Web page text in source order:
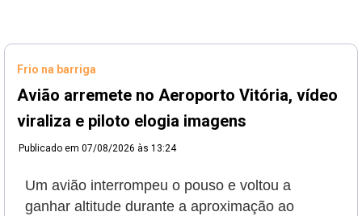
Frio na barriga
Avião arremete no Aeroporto Vitória, vídeo
viraliza e piloto elogia imagens
Publicado em 07/08/2026 às 13:24
Um avião interrompeu o pouso e voltou a
ganhar altitude durante a aproximação ao